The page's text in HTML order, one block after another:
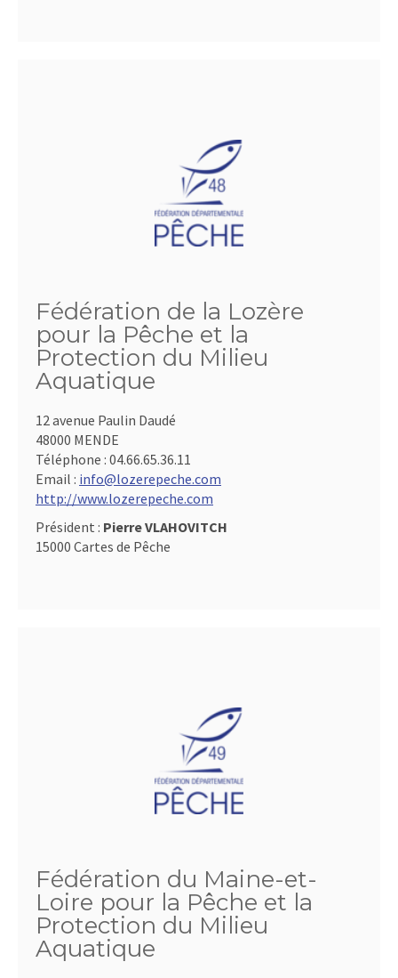
Fédération de la Lozère
pour la Pêche et la
Protection du Milieu
Aquatique
12 avenue Paulin Daudé
48000 MENDE
Téléphone : 04.66.65.36.11
Email : info@lozerepeche.com
http://www.lozerepeche.com
Président : Pierre VLAHOVITCH
15000 Cartes de Pêche
Fédération du Maine-et-
Loire pour la Pêche et la
Protection du Milieu
Aquatique